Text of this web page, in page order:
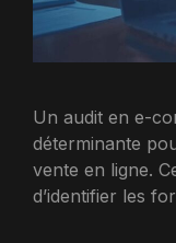
Un audit en e-
déterminante
vente en ligne.
d’identifier les